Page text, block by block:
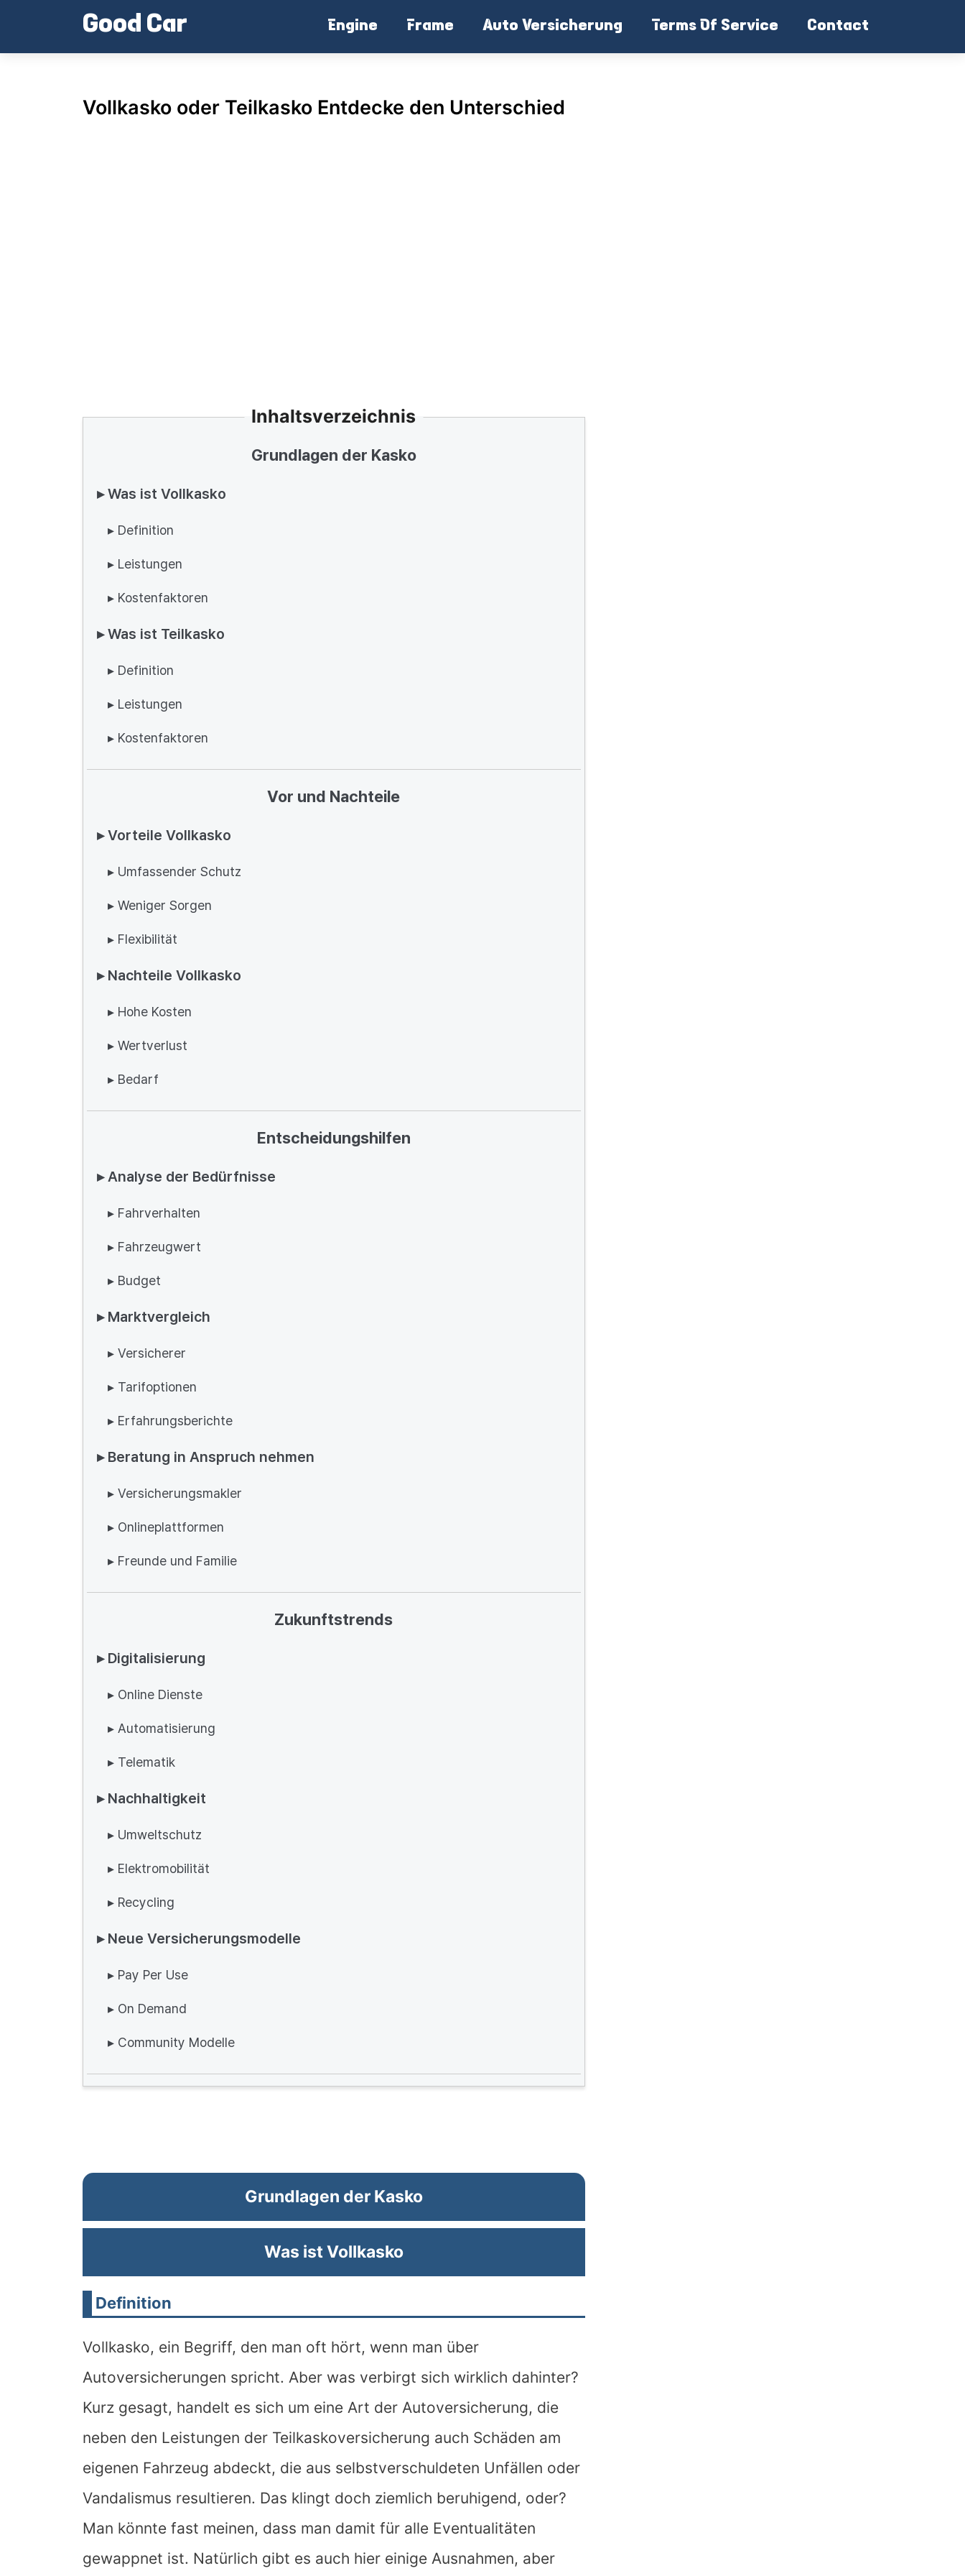
Good Car Engine Frame Auto Versicherung Terms Of Service Contact
Vollkasko oder Teilkasko Entdecke den Unterschied
Inhaltsverzeichnis
Grundlagen der Kasko
▸ Was ist Vollkasko
▸ Definition
▸ Leistungen
▸ Kostenfaktoren
▸ Was ist Teilkasko
▸ Definition
▸ Leistungen
▸ Kostenfaktoren
Vor und Nachteile
▸ Vorteile Vollkasko
▸ Umfassender Schutz
▸ Weniger Sorgen
▸ Flexibilität
▸ Nachteile Vollkasko
▸ Hohe Kosten
▸ Wertverlust
▸ Bedarf
Entscheidungshilfen
▸ Analyse der Bedürfnisse
▸ Fahrverhalten
▸ Fahrzeugwert
▸ Budget
▸ Marktvergleich
▸ Versicherer
▸ Tarifoptionen
▸ Erfahrungsberichte
▸ Beratung in Anspruch nehmen
▸ Versicherungsmakler
▸ Onlineplattformen
▸ Freunde und Familie
Zukunftstrends
▸ Digitalisierung
▸ Online Dienste
▸ Automatisierung
▸ Telematik
▸ Nachhaltigkeit
▸ Umweltschutz
▸ Elektromobilität
▸ Recycling
▸ Neue Versicherungsmodelle
▸ Pay Per Use
▸ On Demand
▸ Community Modelle
Grundlagen der Kasko
Was ist Vollkasko
Definition
Vollkasko, ein Begriff, den man oft hört, wenn man über
Autoversicherungen spricht. Aber was verbirgt sich wirklich dahinter?
Kurz gesagt, handelt es sich um eine Art der Autoversicherung, die
neben den Leistungen der Teilkaskoversicherung auch Schäden am
eigenen Fahrzeug abdeckt, die aus selbstverschuldeten Unfällen oder
Vandalismus resultieren. Das klingt doch ziemlich beruhigend, oder?
Man könnte fast meinen, dass man damit für alle Eventualitäten
gewappnet ist. Natürlich gibt es auch hier einige Ausnahmen, aber